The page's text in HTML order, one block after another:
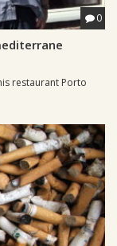
0
restaurant Porto